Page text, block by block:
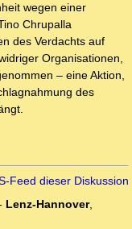
wegen einer
Chrupalla
des Verdachts auf
Organisationen,
– eine Aktion,
des
Feed dieser Diskussion
Lenz-Hannover,